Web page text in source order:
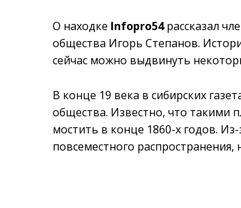
О находке Infopro54рассказал
общества Игорь Степанов.
сейчас можно выдвинуть
В конце 19 века в сибирских
общества. Известно, что такими
мостить в конце 1860-х годов.
повсеместного